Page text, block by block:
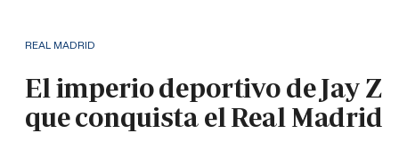
REAL MADRID
El imperio deportivo de Jay Z
que conquista el Real Madrid